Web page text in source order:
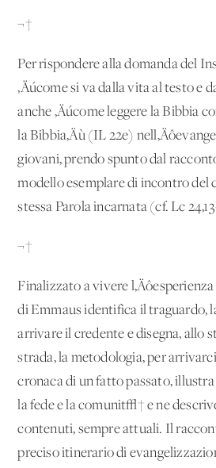
¬†
Per rispondere alla domanda del
‚Äúcome si va dalla vita al testo e
anche ‚Äúcome leggere la Bibbia
la Bibbia‚Äù (IL 22e)
giovani, prendo spunto dal
modello esemplare di incontro del
stessa Parola incarnata (cf. Lc
¬†
Finalizzato a vivere
di Emmaus identifica il traguardo,
arrivare il credente e disegna, allo
strada, la metodologia, per
cronaca di un fatto passato,
la fede e la comunit√† e ne
contenuti, sempre attuali. Il
preciso itinerario di